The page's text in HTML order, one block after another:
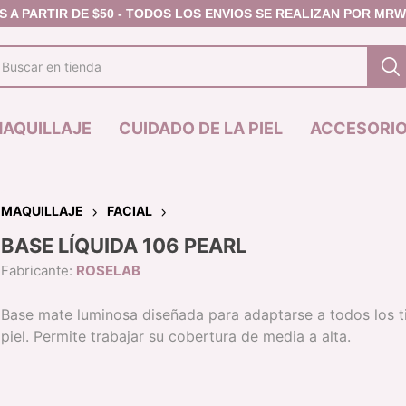
DE CEJAS
DE CEJAS
FACIAL
CONTORNO -
CORRECTOR
POLVO COMPACTO /
LABIAL EN
LABIAL LIQUIDO
CUIDADO DE LA PIEL
MASCARILLA PREMIER
MAQUILLAJE FACIAL
BASE LÍQUIDA 106 PEARL
Fabricante: ROSELAB
Base mate luminosa diseñada para adaptarse a todos los
piel. Permite trabajar su cobertura de media a alta.